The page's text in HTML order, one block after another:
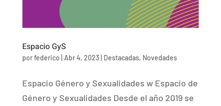
Espacio GyS
porfederico Abr 4, 2023| Destacadas, Novedades
Espacio Género y Sexualidades w Espacio de
Género y Sexualidades Desde el año 2019 se